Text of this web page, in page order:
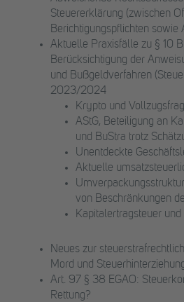
Steuererklärung (zwischen
Berichtigungspflichten sowie
Aktuelle Praxisfälle zu § 10
Berücksichtigung der
und Bußgeldverfahren
2023/2024
Krypto und
AStG, Beteiligung an
und BuStra trotz
Unentdeckte
Aktuelle
von Beschränkungen
Kapitalertragsteuer
Neues zur
Mord und
Art. 97 § 38 EGAO:
Rettung?